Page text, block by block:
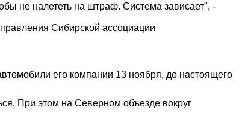
не налететь на штраф. Система зависает", -
Сибирской ассоциации
его компании 13 ноября, до настоящего
При этом на Северном объезде вокруг